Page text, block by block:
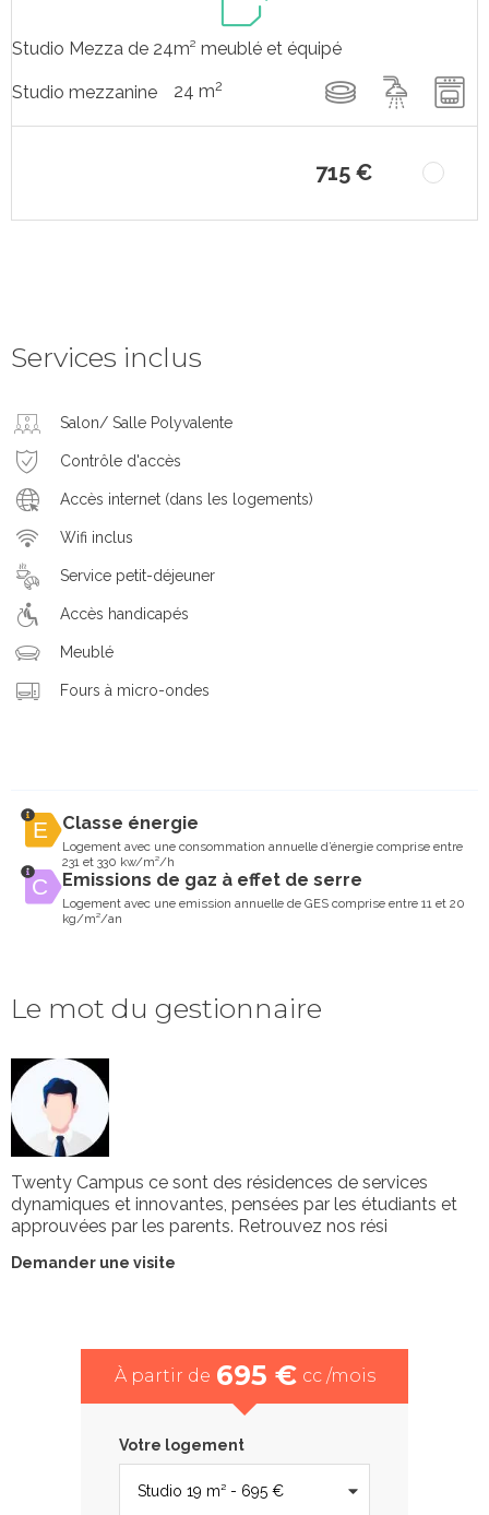
Studio Mezza de 24m² meublé et équipé
Studio mezzanine 24 m2
715 €
Services inclus
Salon/ Salle Polyvalente
Contrôle d'accès
Accès internet (dans les logements)
Wifi inclus
Service petit-déjeuner
Accès handicapés
Meublé
Fours à micro-ondes
Classe énergie
Logement avec une consommation annuelle d’énergie comprise entre
231 et 330 kw/m²/h
Emissions de gaz à effet de serre
Logement avec une emission annuelle de GES comprise entre 11 et 20
kg/m²/an
Le mot du gestionnaire
Twenty Campus ce sont des résidences de services
dynamiques et innovantes, pensées par les étudiants et
approuvées par les parents. Retrouvez nos rési
Demander une visite
À partir de 695 € cc /mois
Votre logement